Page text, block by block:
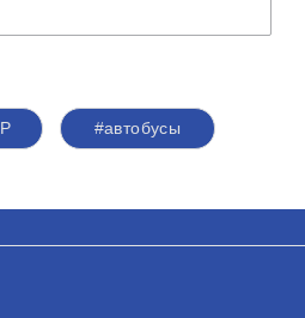
#автобусы